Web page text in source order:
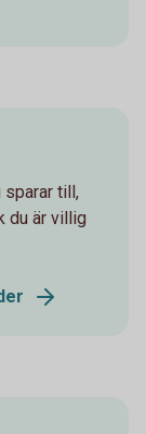
sparar till,
du är villig